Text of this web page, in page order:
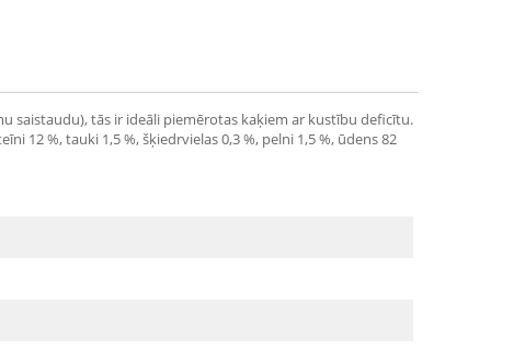
saistaudu), tās ir ideāli piemērotas kaķiem ar kustību deficītu.
12 %, tauki 1,5 %, šķiedrvielas 0,3 %, pelni 1,5 %, ūdens 82